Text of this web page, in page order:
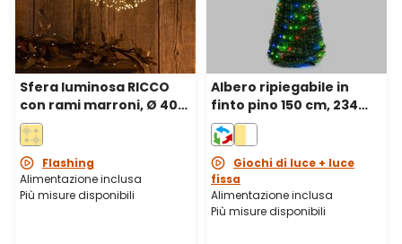
Sfera luminosa RICCO
con rami marroni, Ø 40
cm, 576 microled bianco
caldo, uso interno
Flashing
Alimentazione inclusa
Più misure disponibili
Albero ripiegabile in
finto pino 150 cm, 234
Gocce di Luce Pixel led
RGB cambiacolore
Giochi di luce + luce
fissa
Alimentazione inclusa
Più misure disponibili